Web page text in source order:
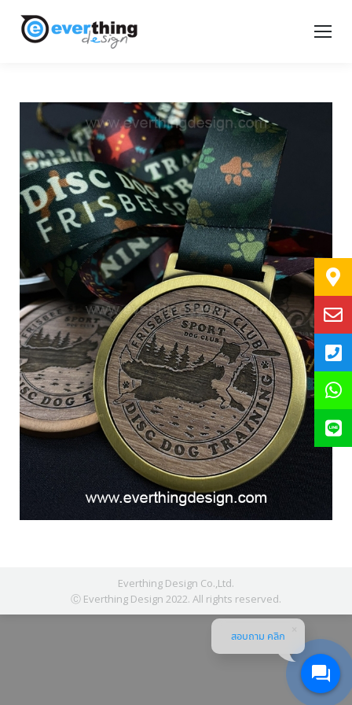
Everthing Design Co.,Ltd.
Ⓒ Everthing Design 2022. All rights reserved.
สอบถาม คลิก